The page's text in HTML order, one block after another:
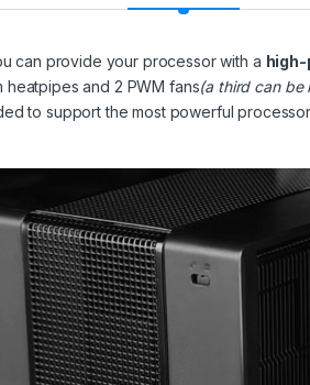
can provide your processor with a
and 2 PWM fans(a third can be
to support the most powerful